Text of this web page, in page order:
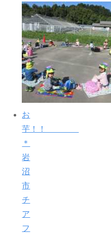
お
芋！！
＊
岩
沼
市
チ
ア
フ